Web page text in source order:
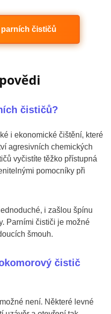
čističů
čističů?
i ekonomické čištění, které
agresivních chemických
vyčistíte těžko přístupná
pomocníky při
i zašlou špínu
Parními čističi je možné
šmouh.
čistič
není. Některé levné